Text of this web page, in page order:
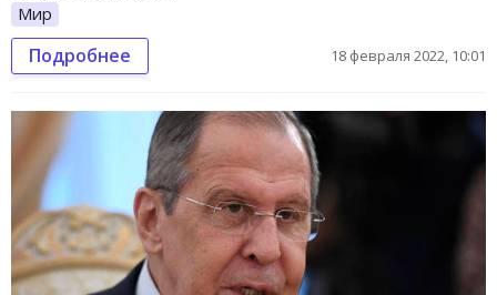
Мир
Подробнее 18 февраля 2022, 10:01